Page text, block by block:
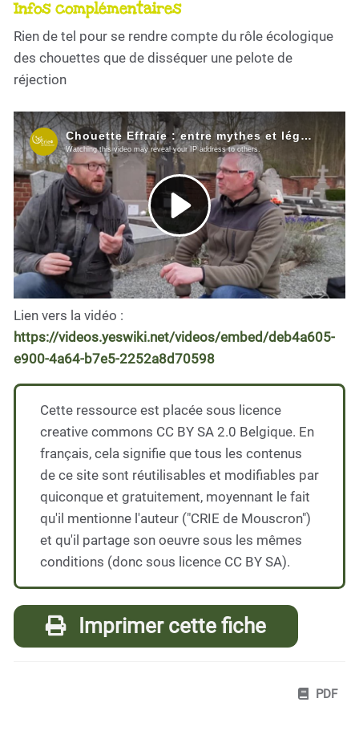
Infos complémentaires
Rien de tel pour se rendre compte du rôle écologique
des chouettes que de disséquer une pelote de
réjection
Lien vers la vidéo :
https://videos.yeswiki.net/videos/embed/deb4a605-
e900-4a64-b7e5-2252a8d70598
Cette ressource est placée sous licence
creative commons CC BY SA 2.0 Belgique. En
français, cela signifie que tous les contenus
de ce site sont réutilisables et modifiables par
quiconque et gratuitement, moyennant le fait
qu'il mentionne l'auteur ("CRIE de Mouscron")
et qu'il partage son oeuvre sous les mêmes
conditions (donc sous licence CC BY SA).
Imprimer cette fiche
PDF